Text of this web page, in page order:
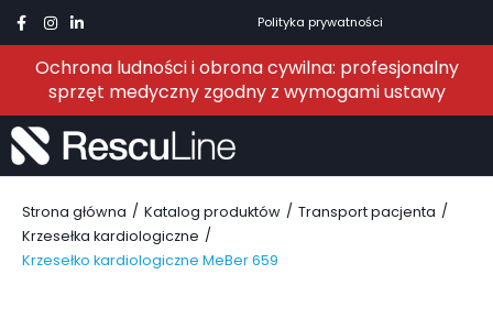
Polityka prywatności
Ochrona ludności i obrona cywilna: profesjonalny
sprzęt medyczny zgodny z wymogami ustawy
Strona główna / Katalog produktów / Transport pacjenta /
Krzesełka kardiologiczne /
Krzesełko kardiologiczne MeBer 659